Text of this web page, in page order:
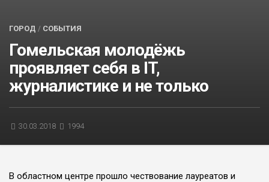
АФИША
ГОРОД / СОБЫТИЯ
Гомельcкая молодёжь
проявляет себя в IT,
журналистике и не только
30.03.2018 1994
В областном центре прошло чествование лауреатов и